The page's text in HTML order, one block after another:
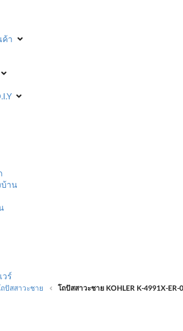
ค้า
บ้าน
วร์
ถปัสสาวะชาย โถปัสสาวะชาย KOHLER K-4991X-ER-